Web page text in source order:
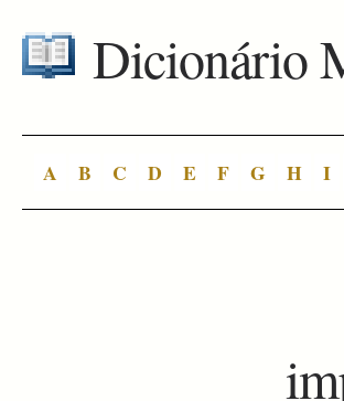
Dicionário
A B C D E F G H I